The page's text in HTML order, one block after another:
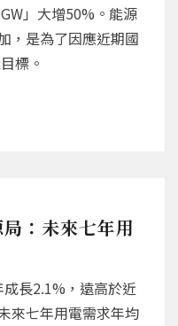
」大增50%。能源
，是為了因應近期國
標。
：未來七年用
長2.1%，遠高於近
來七年用電需求年均